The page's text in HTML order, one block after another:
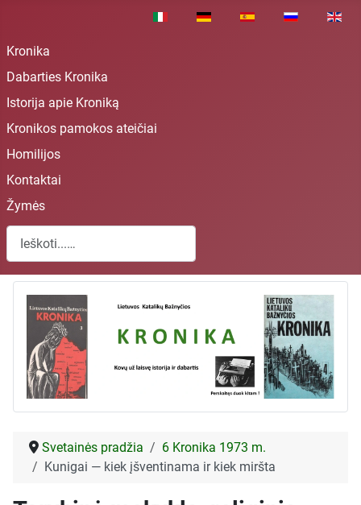
Pasirinkite savo kalbą
Kronika
Dabarties Kronika
Istorija apie Kroniką
Kronikos pamokos ateičiai
Homilijos
Kontaktai
Žymės
Paieška
Svetainės pradžia
6 Kronika 1973 m.
Kunigai — kiek įšventinama ir kiek miršta